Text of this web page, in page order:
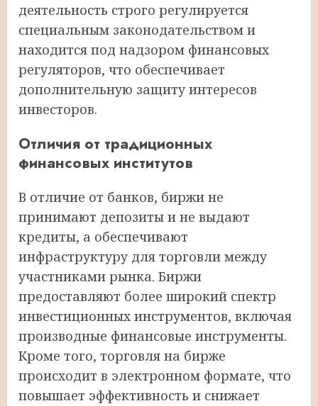
деятельность строго регулируется
специальным законодательством и
находится под надзором финансовых
регуляторов, что обеспечивает
дополнительную защиту интересов
инвесторов.
Отличия от традиционных
финансовых институтов
В отличие от банков, биржи не
принимают депозиты и не выдают
кредиты, а обеспечивают
инфраструктуру для торговли между
участниками рынка. Биржи
предоставляют более широкий спектр
инвестиционных инструментов, включая
производные финансовые инструменты.
Кроме того, торговля на бирже
происходит в электронном формате, что
повышает эффективность и снижает